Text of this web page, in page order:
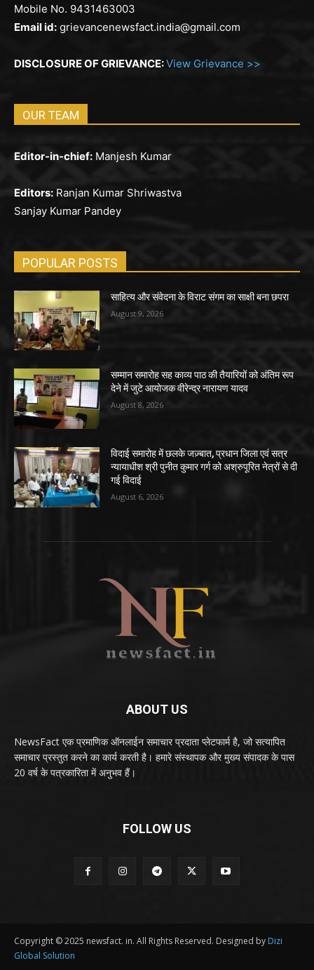
Mobile No. 9431463003
Email id: grievancenewsfact.india@gmail.com
DISCLOSURE OF GRIEVANCE:View Grievance >>
OUR TEAM
Editor-in-chief: Manjesh Kumar
Editors: Ranjan Kumar Shriwastva
Sanjay Kumar Pandey
POPULAR POSTS
साहित्य और संवेदना के विराट संगम का साक्षी बना छपरा
August 9, 2026
सम्मान समारोह सह काव्य पाठ की तैयारियों को अंतिम रूप
देने में जुटे आयोजक वीरेन्द्र नारायण यादव
August 8, 2026
विदाई समारोह में छलके जज़्बात, प्रधान जिला एवं सत्र
न्यायाधीश श्री पुनीत कुमार गर्ग को अश्रुपूरित नेत्रों से दी
गई विदाई
August 6, 2026
ABOUT US
NewsFact एक प्रमाणिक ऑनलाईन समाचार प्रदाता प्लेटफार्म है, जो सत्यापित
समाचार प्रस्तुत करने का कार्य करती है। हमारे संस्थापक और मुख्य संपादक के पास
20 वर्ष के पत्रकारिता में अनुभव हैं।
FOLLOW US
Copyright © 2025 newsfact. in. All Rights Reserved. Designed by Dizi
Global Solution